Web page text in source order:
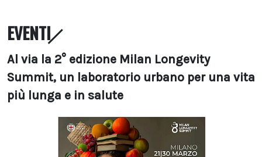
EVENTI
Al via la 2° edizione Milan Longevity
Summit, un laboratorio urbano per una vita
più lunga e in salute